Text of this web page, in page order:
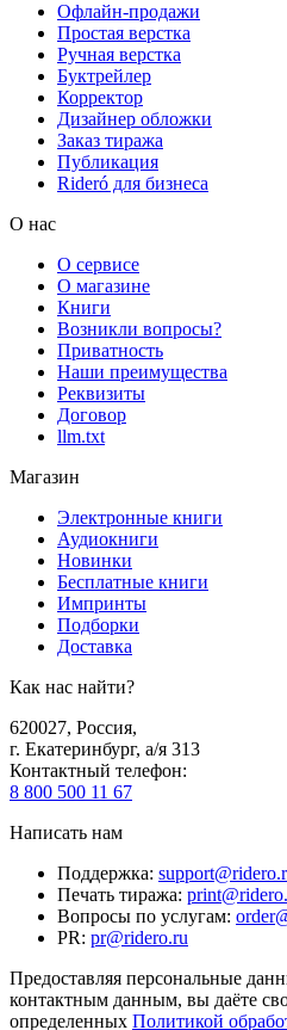
Офлайн-продажи
Простая верстка
Ручная верстка
Буктрейлер
Корректор
Дизайнер обложки
Заказ тиража
Публикация
Rideró для бизнеса
О нас
О сервисе
О магазине
Книги
Возникли вопросы?
Приватность
Наши преимущества
Реквизиты
Договор
llm.txt
Магазин
Электронные книги
Аудиокниги
Новинки
Бесплатные книги
Импринты
Подборки
Доставка
Как нас найти?
620027, Россия,
г. Екатеринбург, а/я 313
Контактный телефон:
8 800 500 11 67
Написать нам
Поддержка:
Печать тиража:
Вопросы по услугам:
PR: pr@ridero.ru
Предоставляя персональные
контактным данным, вы даёте
определенных Политикой